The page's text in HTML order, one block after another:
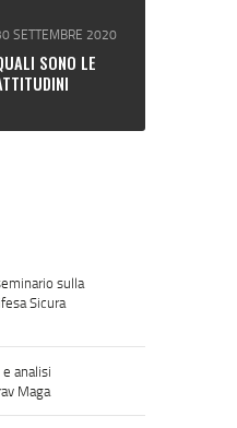
SETTEMBRE 2020
SONO LE
sulla
Sicura
analisi
Maga